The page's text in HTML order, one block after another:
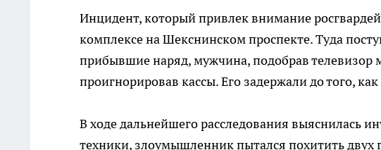
Инцидент, который привлек внимание
комплексе на Шекснинском проспекте. Туда
прибывшие наряд, мужчина, подобрав телевизор
проигнорировав кассы. Его задержали до того,
В ходе дальнейшего расследования выяснилась
техники, злоумышленник пытался похитить